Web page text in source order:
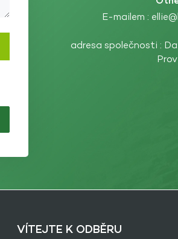
E-mailem :
adresa společnosti :
VÍTEJTE K ODBĚRU